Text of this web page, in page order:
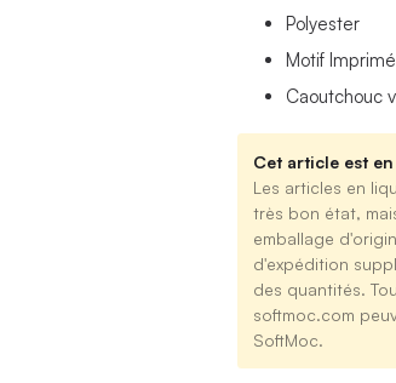
Polyester
Motif Imprimé
Caoutchouc
Cet article est
Les articles en
très bon état,
emballage
d'expédition
des quantités.
softmoc.com
SoftMoc.